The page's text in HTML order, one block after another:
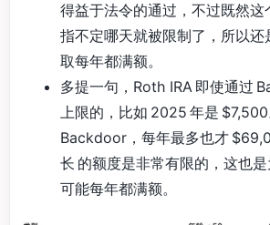
得益于法令的通过，不过既然这
指不定哪天就被限制了，所以
取每年都满额。
多提一句，Roth IRA 即使通过
上限的，比如 2025 年是
Backdoor，每年最多也才
长 的额度是非常有限的，这也
可能每年都满额。